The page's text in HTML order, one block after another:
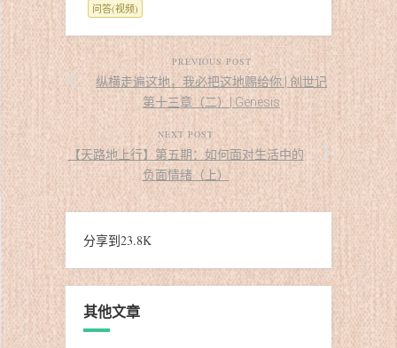
问答(视频)
PREVIOUS POST
纵横走遍这地，我必把这地赐给你 | 创世记
第十三章（二）| Genesis
NEXT POST
【天路地上行】第五期：如何面对生活中的
负面情绪（上）
分享到23.8K
其他文章